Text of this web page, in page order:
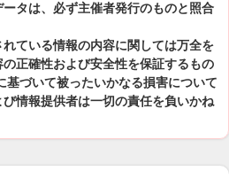
タは、必ず主催者発行のものと照合
ている情報の内容に関しては万全を
正確性および安全性を保証するもの
基づいて被ったいかなる損害について
情報提供者は一切の責任を負いかね